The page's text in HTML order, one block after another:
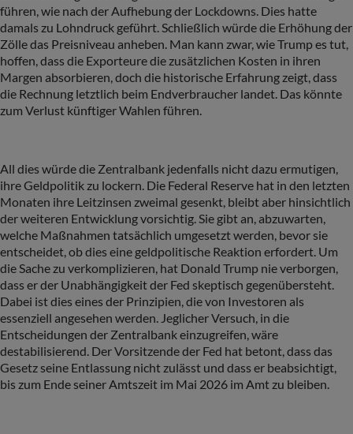
führen, wie nach der Aufhebung der Lockdowns. Dies hatte
damals zu Lohndruck geführt. Schließlich würde die Erhöhung der
Zölle das Preisniveau anheben. Man kann zwar, wie Trump es tut,
hoffen, dass die Exporteure die zusätzlichen Kosten in ihren
Margen absorbieren, doch die historische Erfahrung zeigt, dass
die Rechnung letztlich beim Endverbraucher landet. Das könnte
zum Verlust künftiger Wahlen führen.
All dies würde die Zentralbank jedenfalls nicht dazu ermutigen,
ihre Geldpolitik zu lockern. Die Federal Reserve hat in den letzten
Monaten ihre Leitzinsen zweimal gesenkt, bleibt aber hinsichtlich
der weiteren Entwicklung vorsichtig. Sie gibt an, abzuwarten,
welche Maßnahmen tatsächlich umgesetzt werden, bevor sie
entscheidet, ob dies eine geldpolitische Reaktion erfordert. Um
die Sache zu verkomplizieren, hat Donald Trump nie verborgen,
dass er der Unabhängigkeit der Fed skeptisch gegenübersteht.
Dabei ist dies eines der Prinzipien, die von Investoren als
essenziell angesehen werden. Jeglicher Versuch, in die
Entscheidungen der Zentralbank einzugreifen, wäre
destabilisierend. Der Vorsitzende der Fed hat betont, dass das
Gesetz seine Entlassung nicht zulässt und dass er beabsichtigt,
bis zum Ende seiner Amtszeit im Mai 2026 im Amt zu bleiben.